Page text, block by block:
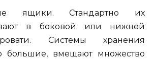
ящики. Стандартно их
в боковой или нижней
Системы хранения
большие, вмещают множество